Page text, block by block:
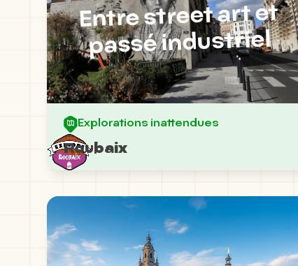
Entre street art et
passé industriel
Explorations inattendues
Roubaix